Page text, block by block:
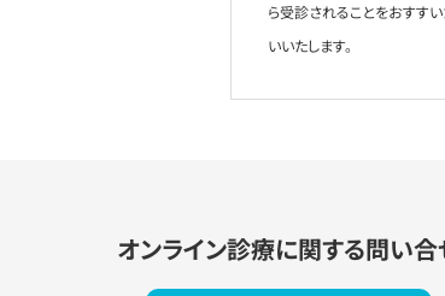
ら受診されることをおすす
いいたします。
オンライン診療に関する問い合